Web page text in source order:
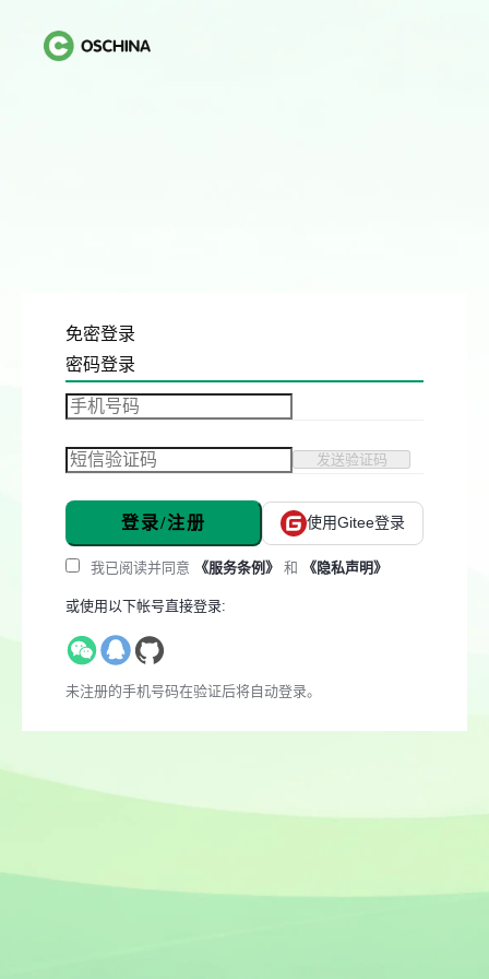
免密登录
密码登录
发送验证码
登录/注册 使用Gitee登录
我已阅读并同意 《服务条例》 和 《隐私声明》
或使用以下帐号直接登录:
未注册的手机号码在验证后将自动登录。